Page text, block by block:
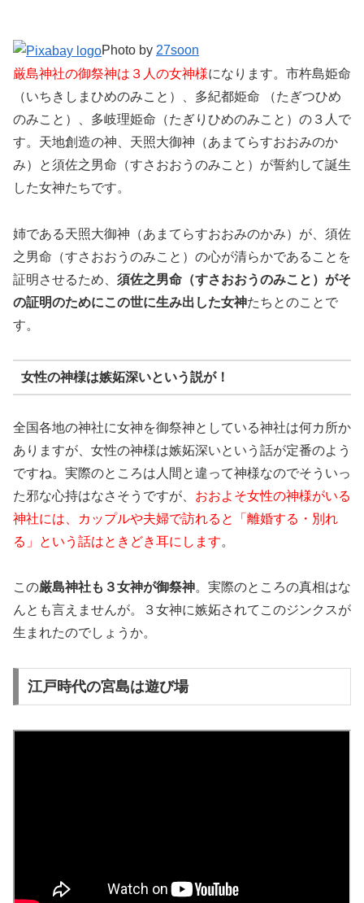
Photo by 27soon
厳島神社の御祭神は３人の女神様になります。市杵島姫命
（いちきしまひめのみこと）、多紀都姫命 （たぎつひめ
のみこと）、多岐理姫命（たぎりひめのみこと）の３人で
す。天地創造の神、天照大御神（あまてらすおおみのか
み）と須佐之男命（すさおおうのみこと）が誓約して誕生
した女神たちです。
姉である天照大御神（あまてらすおおみのかみ）が、須佐
之男命（すさおおうのみこと）の心が清らかであることを
証明させるため、 須佐之男命（すさおおうのみこと）がそ
の証明のためにこの世に生み出した女神たちとのことで
す。
女性の神様は嫉妬深いという説が！
全国各地の神社に女神を御祭神としている神社は何カ所か
ありますが、女性の神様は嫉妬深いという話が定番のよう
ですね。実際のところは人間と違って神様なのでそういっ
た邪な心持はなさそうですが、 おおよそ女性の神様がいる
神社には、カップルや夫婦で訪れると「離婚する・別れ
る」という話はときどき耳にします。
この厳島神社も３女神が御祭神。実際のところの真相はな
んとも言えませんが。３女神に嫉妬されてこのジンクスが
生まれたのでしょうか。
江戸時代の宮島は遊び場